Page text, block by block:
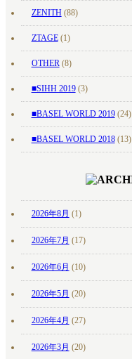
ZENITH(88)
ZTAGE(1)
OTHER (8)
■SIHH 2019(3)
■BASEL WORLD 2019(24)
■BASEL WORLD 2018(13)
2026年8月 (1)
2026年7月 (17)
2026年6月 (10)
2026年5月 (20)
2026年4月 (27)
2026年3月 (20)